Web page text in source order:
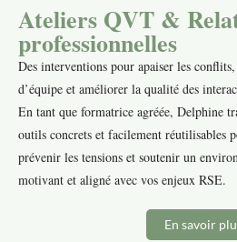
Ateliers QVT &
professionnelles
Des interventions pour apaiser les
d’équipe et améliorer la qualité des
En tant que formatrice agréée, Delphine
outils concrets et facilement réutilisables
prévenir les tensions et soutenir un
motivant et aligné avec vos enjeux RSE.
En savoir